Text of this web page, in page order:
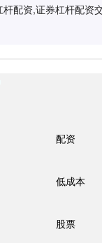
配资,证券杠杆配资
配资
低成本
股票